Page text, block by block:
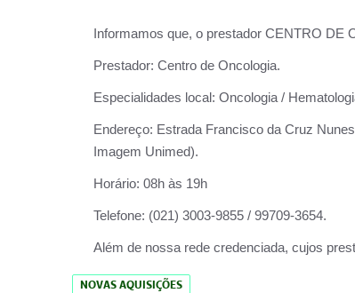
Informamos que, o prestador CENTRO DE
Prestador: Centro de Oncologia.
Especialidades local: Oncologia /
Endereço: Estrada Francisco da Cruz
Imagem Unimed).
Horário: 08h às 19h
Telefone: (021) 3003-9855 / 99709-3654.
Além de nossa rede credenciada, cujos
NOVAS AQUISIÇÕES